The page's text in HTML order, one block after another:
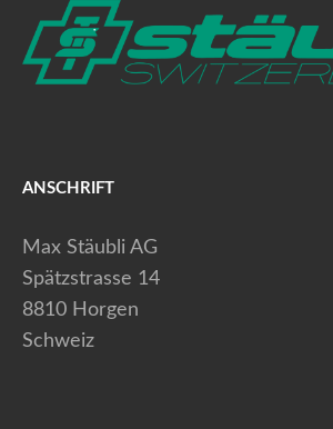
ANSCHRIFT
Max Stäubli AG
Spätzstrasse 14
8810 Horgen
Schweiz